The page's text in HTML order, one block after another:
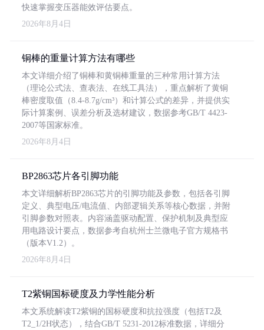
快速掌握变压器能效评估要点。
2026年8月4日
铜棒的重量计算方法有哪些
本文详细介绍了铜棒和黄铜棒重量的三种常用计算方法
（理论公式法、查表法、在线工具法），重点解析了黄铜
棒密度取值（8.4-8.7g/cm³）和计算公式的差异，并提供实
际计算案例、误差分析及选材建议，数据参考GB/T 4423-
2007等国家标准。
2026年8月4日
BP2863芯片各引脚功能
本文详细解析BP2863芯片的引脚功能及参数，包括各引脚
定义、典型电压/电流值、内部逻辑关系等核心数据，并附
引脚参数对照表。内容涵盖驱动配置、保护机制及典型应
用电路设计要点，数据参考自杭州士兰微电子官方规格书
（版本V1.2）。
2026年8月4日
T2紫铜国标硬度及力学性能分析
本文系统解读T2紫铜的国标硬度和抗拉强度（包括T2及
T2_1/2H状态），结合GB/T 5231-2012标准数据，详细分